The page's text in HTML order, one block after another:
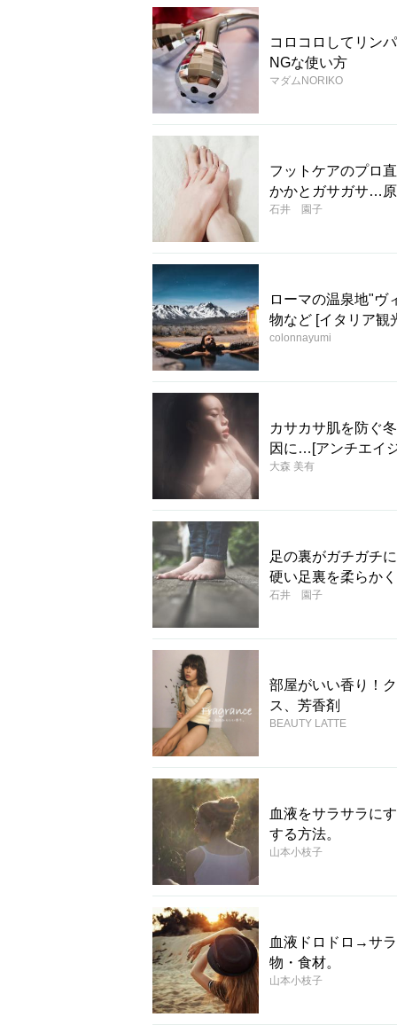
コロコロしてリン
NGな使い方
マダムNORIKO
フットケアのプロ
かかとガサガサ…
石井 園子
ローマの温泉地"ヴ
物など [イタリア観
colonnayumi
カサカサ肌を防ぐ
因に…[アンチエイ
大森 美有
足の裏がガチガチ
硬い足裏を柔らか
石井 園子
部屋がいい香り！
ス、芳香剤
BEAUTY LATTE
血液をサラサラに
する方法。
山本小枝子
血液ドロドロ→サ
物・食材。
山本小枝子